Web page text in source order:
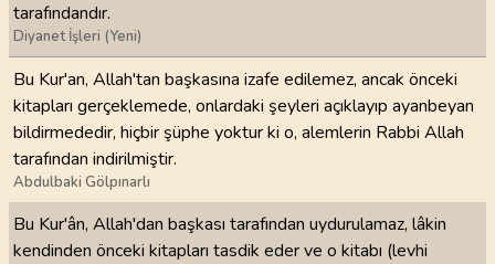
tarafındandır.
Diyanet İşleri (Yeni)
Bu Kur'an, Allah'tan başkasına izafe edilemez, ancak önceki
kitapları gerçeklemede, onlardaki şeyleri açıklayıp ayanbeyan
bildirmededir, hiçbir şüphe yoktur ki o, alemlerin Rabbi Allah
tarafından indirilmiştir.
Abdulbaki Gölpınarlı
Bu Kur'ân, Allah'dan başkası tarafından uydurulamaz, lâkin
kendinden önceki kitapları tasdik eder ve o kitabı (levhi